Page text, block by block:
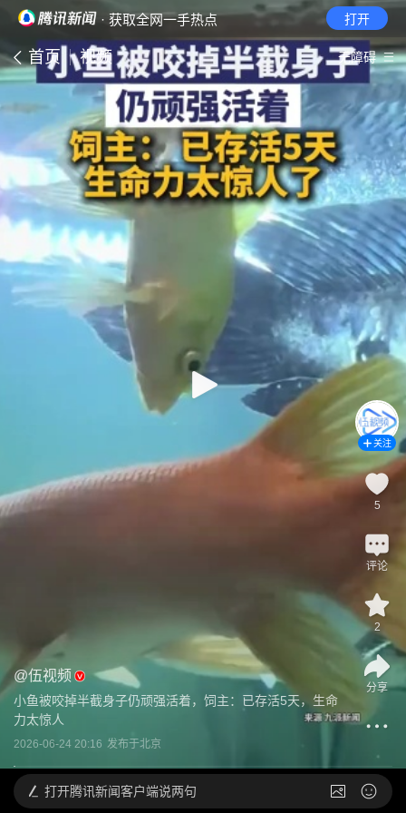
· 获取全网一手热点 打开
首页 视频 无障碍
@伍视频
小鱼被咬掉半截身子仍顽强活着，饲主：已存活5天，生命
力太惊人
2026-06-24 20:16 发布于北京
关注
5
评论
2
分享
打开腾讯新闻客户端说两句